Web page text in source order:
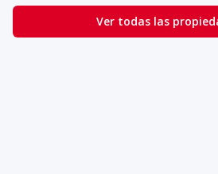
Ver todas las